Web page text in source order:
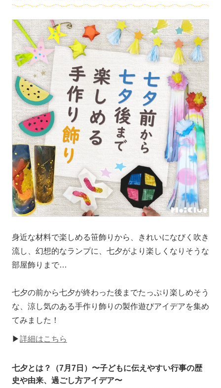
身近な材料で楽しめる笹飾りから、きれいになびく吹き
流し、幻想的なランプに、七夕がより楽しくなりそうな
部屋飾りまで…
七夕の前から七夕が終わった後までたっぷり楽しめそう
な、涼し気のある手作り飾りの製作遊びアイデアを集め
てみました！
▶詳細はこちら
七夕とは？（7月7日）〜子どもに伝えやすい行事の歴
史や由来、過ごし方アイデア〜